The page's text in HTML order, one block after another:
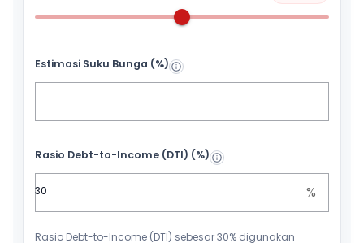
Estimasi Suku Bunga (%)
Rasio Debt-to-Income (DTI) (%)
%
Rasio Debt-to-Income (DTI) sebesar 30% digunakan